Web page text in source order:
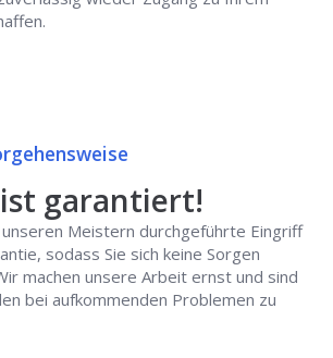
garantiert!
Meistern durchgeführte Eingriff
sodass Sie sich keine Sorgen
machen unsere Arbeit ernst und sind
bei aufkommenden Problemen zu